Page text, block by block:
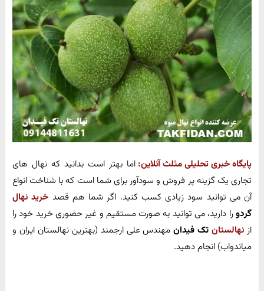
پایگاه خبری تحلیلی مثلث آنلاین: اما بهتر است بدانید که نهال های
تجاری یک گزینه پر فروش و سودآور برای شما است که با شناخت انواع
آن می توانید سود زیادی کسب کنید. اگر شما هم قصد خرید نهال
گردورا دارید، می توانید به صورت مستقیم و غیر حضوری خرید خود را
از نهالستان تک فیدان مهندس علی ارجمند (بهترین نهالستان ایران و
میاندواب) انجام دهید.